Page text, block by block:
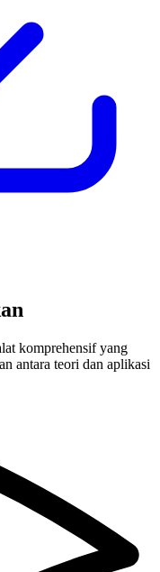
komprehensif yang
antara teori dan aplikasi